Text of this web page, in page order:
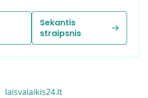
Sekantis
straipsnis
laisvalaikis24.lt